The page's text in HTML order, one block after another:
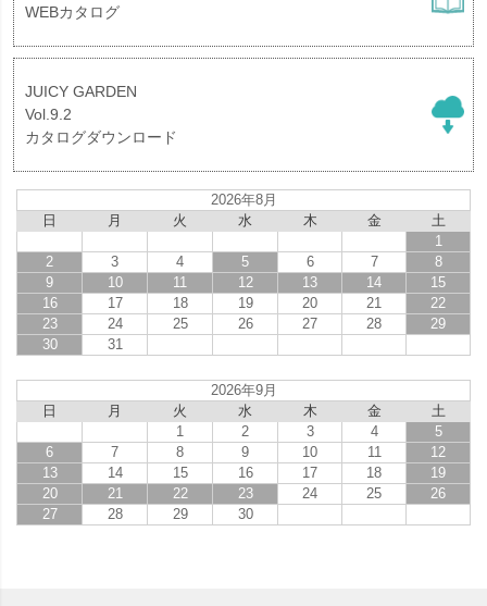
WEBカタログ
JUICY GARDEN
Vol.9.2
カタログダウンロード
2026年8月
日
月 火 水 木 金
土
1
2
3 4 5 6 7
8
9
10 11 12 13 14
15
16
17 18 19 20 21
22
23
24 25 26 27 28
29
30
31
2026年9月
日
月 火 水 木 金
土
1
2 3 4
5
6
7 8 9 10 11
12
13
14 15 16 17 18
19
20
21 22 23 24 25
26
27
28 29 30